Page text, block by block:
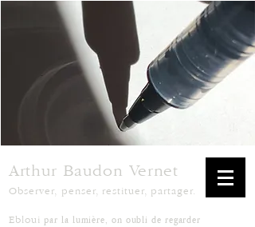
Arthur Baudon Vernet
Observer, penser, restituer, partager.
Ebloui par la lumière, on oubli de regarder